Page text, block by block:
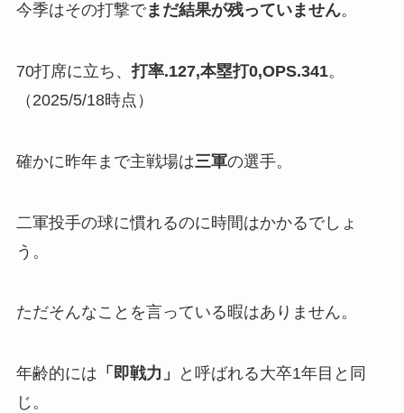
今季はその打撃でまだ結果が残っていません。
70打席に立ち、打率.127,本塁打0,OPS.341。
（2025/5/18時点）
確かに昨年まで主戦場は三軍の選手。
二軍投手の球に慣れるのに時間はかかるでしょ
う。
ただそんなことを言っている暇はありません。
年齢的には 「即戦力」
と呼ばれる大卒1年目と同
じ。